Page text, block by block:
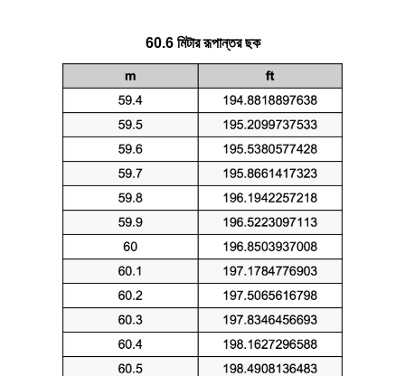
60.6 মিটার রূপান্তর ছক